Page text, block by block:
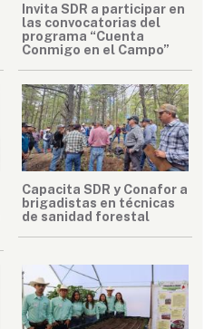
Invita SDR a participar en
las convocatorias del
programa “Cuenta
Conmigo en el Campo”
Capacita SDR y Conafor a
brigadistas en técnicas
de sanidad forestal